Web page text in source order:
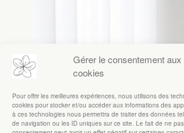
Gérer le consentement aux
cookies
Pour offrir les meilleures expériences, nous utilisons des
cookies pour stocker et/ou accéder aux informations des
à ces technologies nous permettra de traiter des données
de navigation ou les ID uniques sur ce site. Le fait de ne